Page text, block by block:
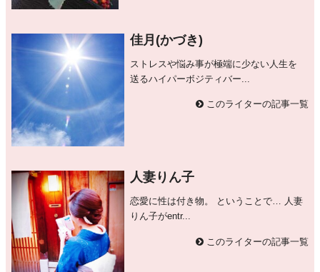
佳月(かづき)
ストレスや悩み事が極端に少ない人生を
送るハイパーボジティバー...
このライターの記事一覧
人妻りん子
恋愛に性は付き物。 ということで… 人妻
りん子がentr...
このライターの記事一覧